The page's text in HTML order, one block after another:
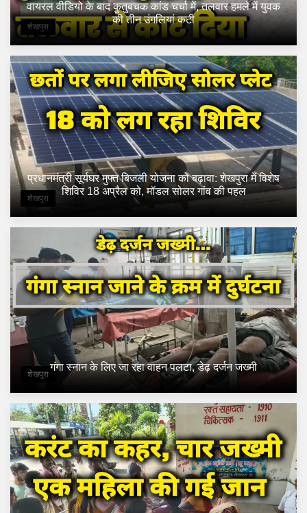
शेखपुरा
वायरल वीडियो के बाद कुतुबचक कांड चर्चा में, तलवार हमले में युवक
की तीन उंगलियां कटी
शेखपुरा
प्रधानमंत्री सूर्यघर मुफ्त बिजली योजना को बढ़ावा: शेखपुरा में विशेष
शिविर 18 अप्रैल को, मॉडल सोलर गांव की पहल
शेखपुरा
गंगा स्नान के लिए जा रहा वाहन पलटा, डेढ़ दर्जन जख्मी